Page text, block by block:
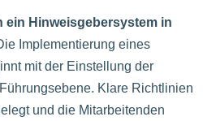
ein Hinweisgebersystem in
Implementierung eines
mit der Einstellung der
Klare Richtlinien
und die Mitarbeitenden